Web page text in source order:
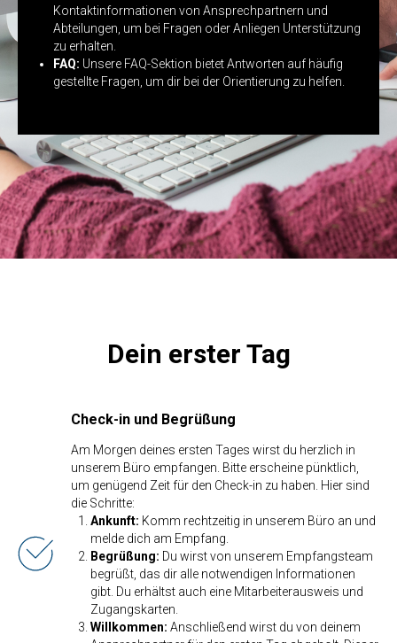
Kontaktinformationen von Ansprechpartnern und
Abteilungen, um bei Fragen oder Anliegen Unterstützung
zu erhalten.
FAQ: Unsere FAQ-Sektion bietet Antworten auf häufig
gestellte Fragen, um dir bei der Orientierung zu helfen.
Dein erster Tag
Check-in und Begrüßung
Am Morgen deines ersten Tages wirst du herzlich in
unserem Büro empfangen. Bitte erscheine pünktlich,
um genügend Zeit für den Check-in zu haben. Hier sind
die Schritte:
Ankunft: Komm rechtzeitig in unserem Büro an und
melde dich am Empfang.
Begrüßung: Du wirst von unserem Empfangsteam
begrüßt, das dir alle notwendigen Informationen
gibt. Du erhältst auch eine Mitarbeiterausweis und
Zugangskarten.
Willkommen: Anschließend wirst du von deinem